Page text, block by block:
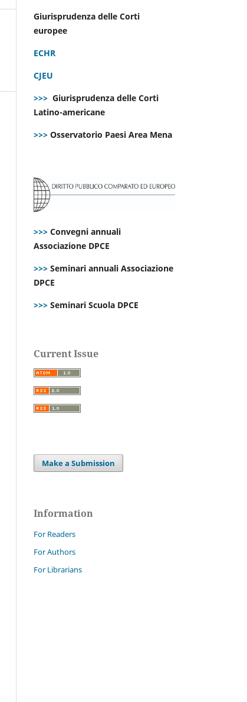
Giurisprudenza delle Corti
europee
ECHR
CJEU
>>> Giurisprudenza delle Corti
Latino-americane
>>> Osservatorio Paesi Area Mena
>>> Convegni annuali
Associazione DPCE
>>> Seminari annuali Associazione
DPCE
>>> Seminari Scuola DPCE
Current Issue
Make a Submission
Information
For Readers
For Authors
For Librarians